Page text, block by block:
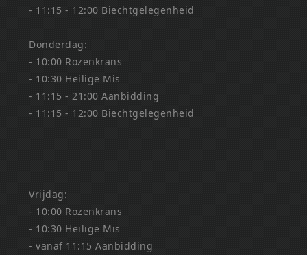
- 11:15 - 12:00 Biechtgelegenheid
Donderdag:
- 10:00 Rozenkrans
- 10:30 Heilige Mis
- 11:15 - 21:00 Aanbidding
- 11:15 - 12:00 Biechtgelegenheid
Vrijdag:
- 10:00 Rozenkrans
- 10:30 Heilige Mis
- vanaf 11:15 Aanbidding